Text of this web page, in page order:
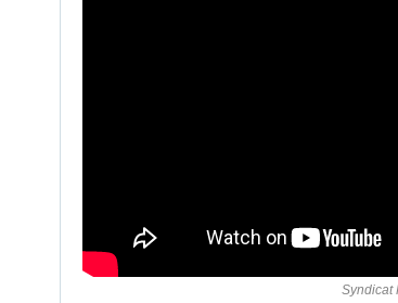
Syndicat